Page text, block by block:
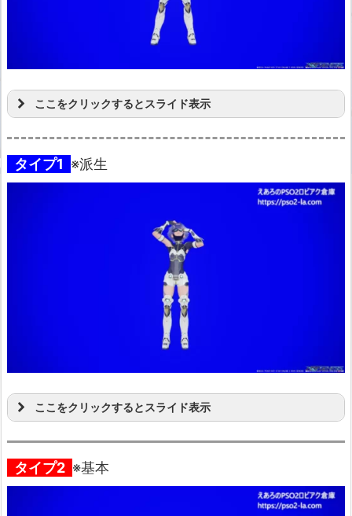
ここをクリックするとスライド表示
タイプ1 ※派生
ここをクリックするとスライド表示
タイプ2 ※基本